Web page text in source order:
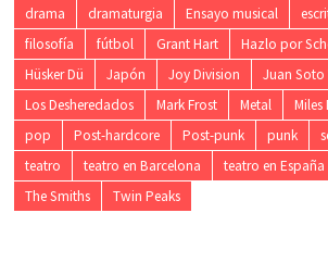
drama
dramaturgia Ensayo musical
filosofía
fútbol Grant Hart Hazlo por
Hüsker Dü
Japón Joy Division Juan Soto
Los Desheredados
Mark Frost Metal Miles
pop
Post-hardcore Post-punk punk
teatro
teatro en Barcelona teatro en España
The Smiths
Twin Peaks